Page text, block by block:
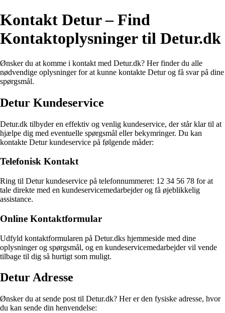
Kontakt Detur – Find
Kontaktoplysninger til Detur.dk
Ønsker du at komme i kontakt med Detur.dk? Her finder du alle
nødvendige oplysninger for at kunne kontakte Detur og få svar på dine
spørgsmål.
Detur Kundeservice
Detur.dk tilbyder en effektiv og venlig kundeservice, der står klar til at
hjælpe dig med eventuelle spørgsmål eller bekymringer. Du kan
kontakte Detur kundeservice på følgende måder:
Telefonisk Kontakt
Ring til Detur kundeservice på telefonnummeret: 12 34 56 78 for at
tale direkte med en kundeservicemedarbejder og få øjeblikkelig
assistance.
Online Kontaktformular
Udfyld kontaktformularen på Detur.dks hjemmeside med dine
oplysninger og spørgsmål, og en kundeservicemedarbejder vil vende
tilbage til dig så hurtigt som muligt.
Detur Adresse
Ønsker du at sende post til Detur.dk? Her er den fysiske adresse, hvor
du kan sende din henvendelse: